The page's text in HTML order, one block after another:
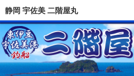
静岡 宇佐美 二階屋丸